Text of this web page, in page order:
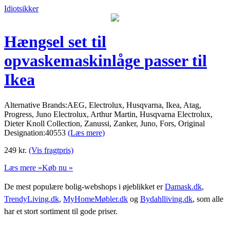
Idiotsikker
Hængsel set til
opvaskemaskinlåge passer til
Ikea
Alternative Brands:AEG, Electrolux, Husqvarna, Ikea, Atag,
Progress, Juno Electrolux, Arthur Martin, Husqvarna Electrolux,
Dieter Knoll Collection, Zanussi, Zanker, Juno, Fors, Original
Designation:40553 (Læs mere)
249 kr. (Vis fragtpris)
Læs mere »Køb nu »
De mest populære bolig-webshops i øjeblikket erDamask.dk,
TrendyLiving.dk, MyHomeMøbler.dk og Bydahlliving.dk, som alle
har et stort sortiment til gode priser.